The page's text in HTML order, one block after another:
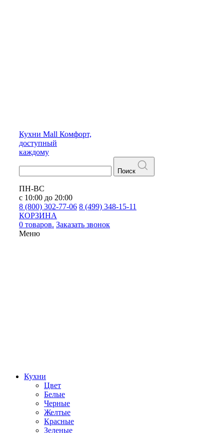
Кухни Mall Комфорт,
доступный
каждому
Поиск
ПН-ВС
с 10:00 до 20:00
8 (800) 302-77-06 8 (499) 348-15-11
КОРЗИНА
0 товаров. Заказать звонок
Меню
Кухни
Цвет
Белые
Черные
Желтые
Красные
Зеленые